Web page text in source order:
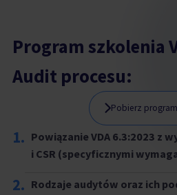
Program szkolenia
Audit procesu:
Pobierz
1. Powiązanie VDA 6.3:2023 z
i CSR (specyficznymi
2. Rodzaje audytów oraz ich